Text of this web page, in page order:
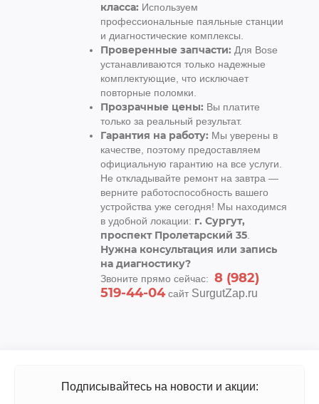
класса: Используем
профессиональные паяльные станции
и диагностические комплексы.
Проверенные запчасти: Для Bose
устанавливаются только надежные
комплектующие, что исключает
повторные поломки.
Прозрачные цены: Вы платите
только за реальный результат.
Гарантия на работу: Мы уверены в
качестве, поэтому предоставляем
официальную гарантию на все услуги.
Не откладывайте ремонт на завтра —
верните работоспособность вашего
устройства уже сегодня! Мы находимся
в удобной локации: г. Сургут,
проспект Пролетарский 35
Нужна консультация или запись
на диагностику?
Звоните прямо сейчас: 8 (982)
519-44-04сайт SurgutZap.ru
Подписывайтесь на новости и акции: